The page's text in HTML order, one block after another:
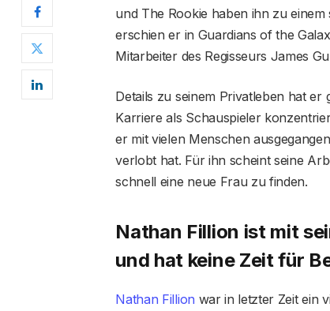
und The Rookie haben ihn zu
erschien er in Guardians of the
Mitarbeiter des Regisseurs James
Details zu seinem Privatleben hat er
Karriere als Schauspieler
er mit vielen Menschen
verlobt hat. Für ihn scheint seine
schnell eine neue Frau zu finden.
Nathan Fillion ist mit
und hat keine Zeit für
Nathan Fillion war in letzter Zeit ein